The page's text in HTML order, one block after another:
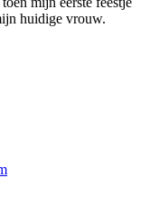
huidige vrouw.